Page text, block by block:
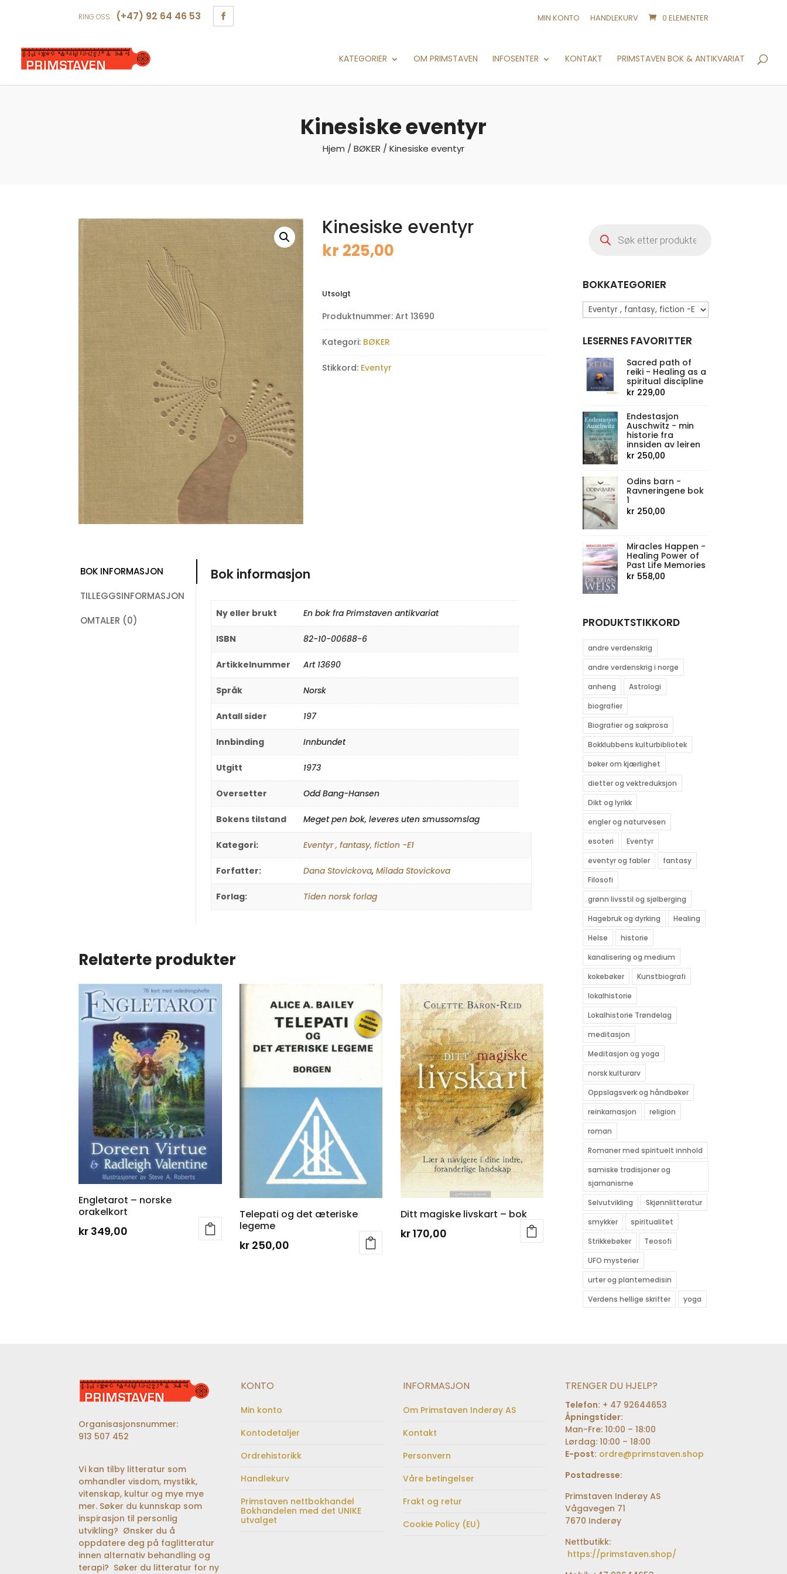
RING OSS: (+47) 92 64 46 53 MIN KONTO HANDLEKURV 0 ELEMENTER
KATEGORIER OM PRIMSTAVEN INFOSENTER KONTAKT PRIMSTAVEN BOK & ANTIKVARIAT
Kinesiske eventyr
Hjem /BØKER / Kinesiske eventyr
Kinesiske eventyr
kr 225,00
Utsolgt
Produktnummer: Art 13690
Kategori: BØKER
Stikkord: Eventyr
BOK INFORMASJON
TILLEGGSINFORMASJON
OMTALER (0)
Bok informasjon
Ny eller brukt En bok fra Primstaven antikvariat
ISBN 82-10-00688-6
Artikkelnummer Art 13690
Språk Norsk
Antall sider 197
Innbinding Innbundet
Utgitt 1973
Oversetter Odd Bang-Hansen
Bokens tilstand Meget pen bok, leveres uten smussomslag
Kategori: Eventyr , fantasy, fiction -E1
Forfatter: Dana Stovickova,Milada Stovickova
Forlag: Tiden norsk forlag
Relaterte produkter
Engletarot – norske
orakelkort
kr 349,00
Telepati og det æteriske
legeme
kr 250,00
Ditt magiske livskart – bok
kr170,00
search
BOKKATEGORIER
LESERNES FAVORITTER
Sacred path of
reiki - Healing as a
spiritual discipline
kr 229,00
Endestasjon
Auschwitz - min
historie fra
innsiden av leiren
kr 250,00
Odins barn -
Ravneringene bok
1
kr 250,00
Miracles Happen -
Healing Power of
Past Life Memories
kr 558,00
PRODUKTSTIKKORD
andre verdenskrig
andre verdenskrig i norge
anheng
Astrologi
biografier
Biografier og sakprosa
Bokklubbens kulturbibliotek
bøker om kjærlighet
dietter og vektreduksjon
Dikt og lyrikk
engler og naturvesen
esoteri
Eventyr
eventyr og fabler
fantasy
Filosofi
grønn livsstil og sjølberging
Hagebruk og dyrking
Healing
Helse
historie
kanalisering og medium
kokebøker
Kunstbiografi
lokalhistorie
Lokalhistorie Trøndelag
meditasjon
Meditasjon og yoga
norsk kulturarv
Oppslagsverk og håndbøker
reinkarnasjon
religion
roman
Romaner med spirituelt innhold
samiske tradisjoner og
sjamanisme
Selvutvikling
Skjønnlitteratur
smykker
spiritualitet
Strikkebøker
Teosofi
UFO mysterier
urter og plantemedisin
Verdens hellige skrifter
yoga
Organisasjonsnummer:
913 507 452
Vi kan tilby litteratur som
omhandler visdom, mystikk,
vitenskap, kultur og mye mye
mer. Søker du kunnskap som
inspirasjon til personlig
utvikling? Ønsker du å
oppdatere deg på faglitteratur
innen alternativ behandling og
terapi? Søker du litteratur for ny
KONTO
Min konto
Kontodetaljer
Ordrehistorikk
Handlekurv
Primstaven nettbokhandel
Bokhandelen med det UNIKE
utvalget
INFORMASJON
Om Primstaven Inderøy AS
Kontakt
Personvern
Våre betingelser
Frakt og retur
Cookie Policy (EU)
TRENGER DU HJELP?
Telefon: + 47 92644653
Åpningstider:
Man-Fre: 10:00 – 18:00
Lørdag: 10:00 – 18:00
E-post: ordre@primstaven.shop
Postadresse:
Primstaven Inderøy AS
Vågavegen 71
7670 Inderøy
Nettbutikk:
https://primstaven.shop/